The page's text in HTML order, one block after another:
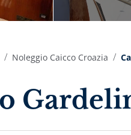
Noleggio Caicco Croazia